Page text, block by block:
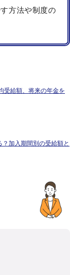
方法や制度の
受給額、将来の年金を
加入期間別の受給額と